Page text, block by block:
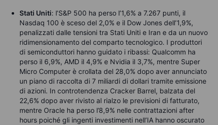
Stati Uniti: l’S&P 500 ha perso l’1,6% a 7.267 punti, il
Nasdaq 100 è sceso del 2,0% e il Dow Jones dell’1,9%,
penalizzati dalle tensioni tra Stati Uniti e Iran e da un nuovo
ridimensionamento del comparto tecnologico. I produttori
di semiconduttori hanno guidato i ribassi: Qualcomm ha
perso il 6,9%, AMD il 4,9% e Nvidia il 3,7%, mentre Super
Micro Computer è crollata del 28,0% dopo aver annunciato
un piano di raccolta di 7 miliardi di dollari tramite emissione
di azioni. In controtendenza Cracker Barrel, balzata del
22,6% dopo aver rivisto al rialzo le previsioni di fatturato,
mentre Oracle ha perso l’8,9% nelle contrattazioni after
hours poiché gli ingenti investimenti nell’IA hanno oscurato